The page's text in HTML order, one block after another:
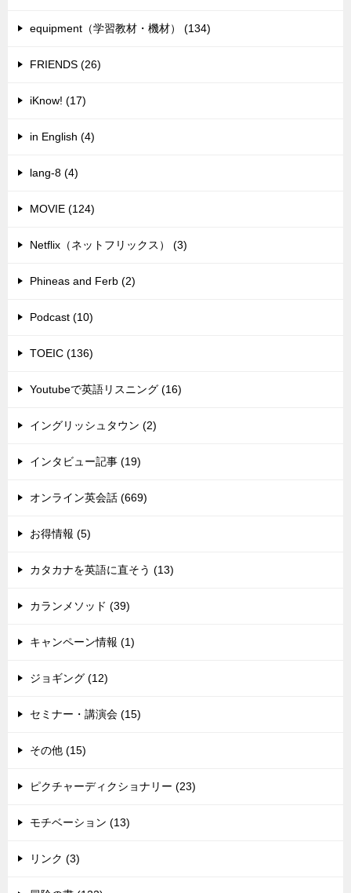
equipment（学習教材・機材） (134)
FRIENDS (26)
iKnow! (17)
in English (4)
lang-8 (4)
MOVIE (124)
Netflix（ネットフリックス） (3)
Phineas and Ferb (2)
Podcast (10)
TOEIC (136)
Youtubeで英語リスニング (16)
イングリッシュタウン (2)
インタビュー記事 (19)
オンライン英会話 (669)
お得情報 (5)
カタカナを英語に直そう (13)
カランメソッド (39)
キャンペーン情報 (1)
ジョギング (12)
セミナー・講演会 (15)
その他 (15)
ピクチャーディクショナリー (23)
モチベーション (13)
リンク (3)